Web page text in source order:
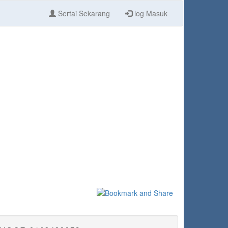
Sertai Sekarang log Masuk